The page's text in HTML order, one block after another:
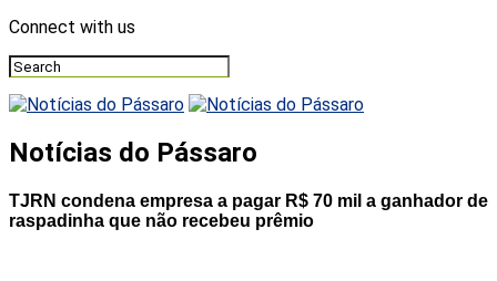
Connect with us
Notícias do Pássaro
TJRN condena empresa a pagar R$ 70 mil a ganhador de
raspadinha que não recebeu prêmio